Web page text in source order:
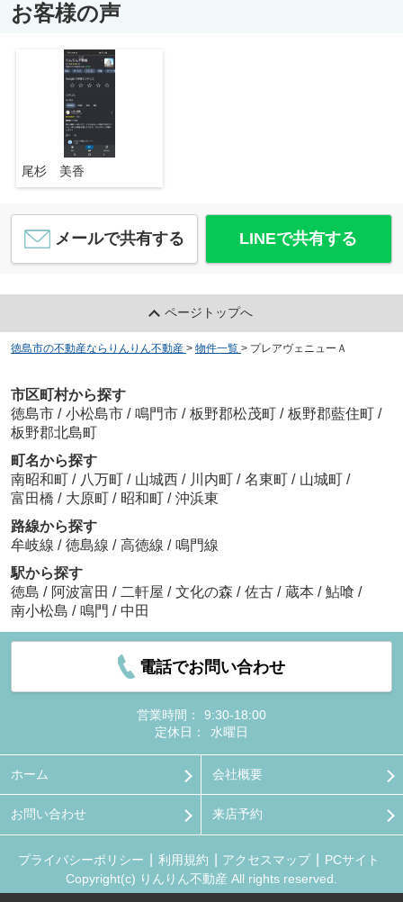
お客様の声
尾杉 美香
メールで共有する LINEで共有する
ページトップへ
徳島市の不動産ならりんりん不動産 > 物件一覧 > プレアヴェニューＡ
市区町村から探す
徳島市 / 小松島市 / 鳴門市 / 板野郡松茂町 / 板野郡藍住町 /
板野郡北島町
町名から探す
南昭和町 / 八万町 / 山城西 / 川内町 / 名東町 / 山城町 /
富田橋 / 大原町 / 昭和町 / 沖浜東
路線から探す
牟岐線 / 徳島線 / 高徳線 / 鳴門線
駅から探す
徳島 / 阿波富田 / 二軒屋 / 文化の森 / 佐古 / 蔵本 / 鮎喰 /
南小松島 / 鳴門 / 中田
電話でお問い合わせ
営業時間：
9:30-18:00
定休日：
水曜日
ホーム 会社概要
お問い合わせ 来店予約
プライバシーポリシー 利用規約 アクセスマップ
PCサイト
Copyright(c) りんりん不動産 All rights reserved.